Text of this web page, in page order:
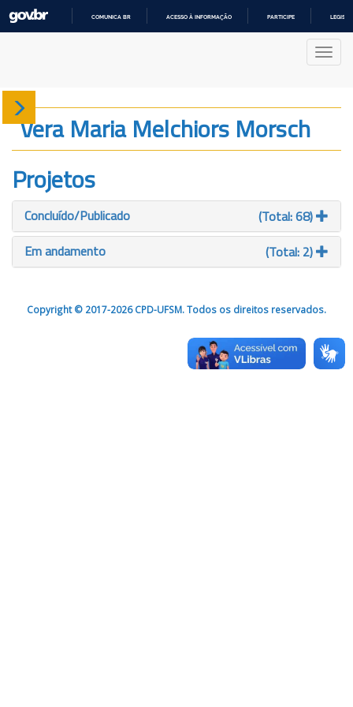
COMUNICA BR ACESSO À INFORMAÇÃO PARTICIPE
Sobre
Produção
Projetos
Gráficos
Vera Maria Melchiors Morsch
Projetos
Concluído/Publicado
(Total: 68)
Em andamento
(Total: 2)
Copyright © 2017-2026 CPD-UFSM. Todos os direitos reservados.